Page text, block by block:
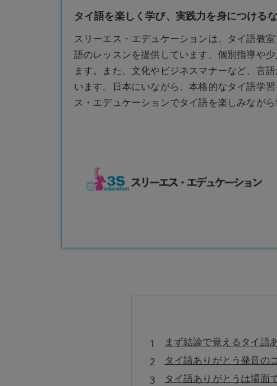
タイ語を楽しく学び、実践力を身につける
スリーエス・エデュケーションは、タイ語教
語のレッスンを提供しています。個別指導や
ます。また、文化やビジネスマナーなど、言
います。日本にいながら、本格的なタイ語学
ス・エデュケーションでタイ語を楽しみながら
まず結論で覚えるタイ語
タイ語ありがとう発音の
タイ語ありがとうは場面